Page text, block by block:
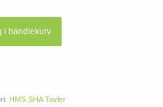
i handlekurv
HMS SHA Tavler